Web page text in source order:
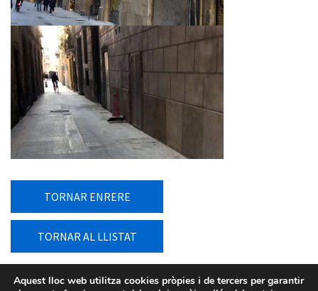
TORNAR ENRERE
TORNAR AL LLISTAT
Aquest lloc web utilitza cookies pròpies i de tercers per garantir